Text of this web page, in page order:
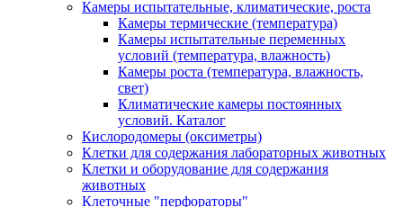
Камеры испытательные, климатические, роста
Камеры термические (температура)
Камеры испытательные переменных
условий (температура, влажность)
Камеры роста (температура, влажность,
свет)
Климатические камеры постоянных
условий. Каталог
Кислородомеры (оксиметры)
Клетки для содержания лабораторных животных
Клетки и оборудование для содержания
животных
Клеточные "перфораторы"